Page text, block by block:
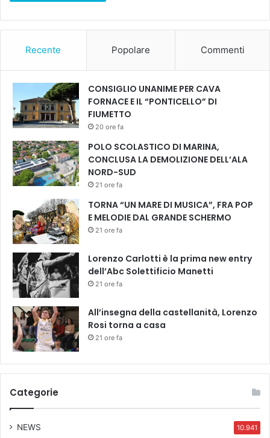
d
E
o
Recente Popolare Commenti
CONSIGLIO UNANIME PER CAVA
FORNACE E IL “PONTICELLO” DI
FIUMETTO
20 ore fa
POLO SCOLASTICO DI MARINA,
CONCLUSA LA DEMOLIZIONE DELL’ALA
NORD-SUD
21 ore fa
TORNA “UN MARE DI MUSICA”, FRA POP
E MELODIE DAL GRANDE SCHERMO
21 ore fa
Lorenzo Carlotti è la prima new entry
dell’Abc Solettificio Manetti
21 ore fa
All’insegna della castellanità, Lorenzo
Rosi torna a casa
21 ore fa
Categorie
NEWS 10.941